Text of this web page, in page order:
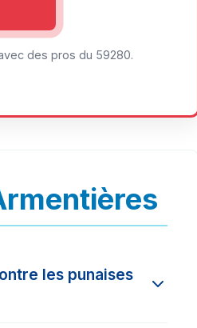
des pros du 59280.
les punaises